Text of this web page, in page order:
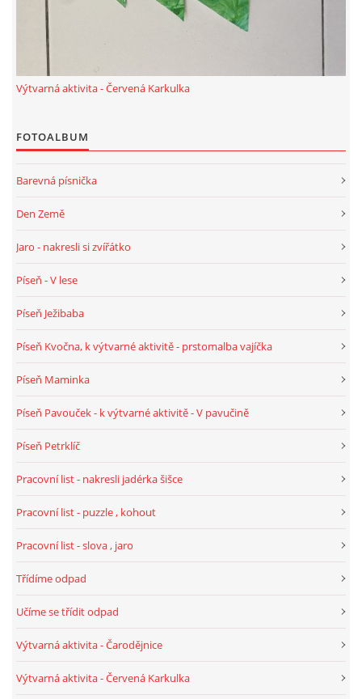
HALLOWEEN
DUŠIČKY
SVATÝ MARTIN
SVATÁ BARBORA 4.12.
MASOPUST
SVĚTOVÝ DEN VODY 22. BŘEZEN
KREATIVNÍ OVOCNÉ A ZELENINOVÉ MLSÁNÍ
RECENZE NA KNIHY
RECENZE NA HRAČKY
MIKULÁŠSKÁ NADÍLKA
VÁNOČNÍ TVOŘENÍ
Výtvarná aktivita - Červená Karkulka
FOTOALBUM
Barevná písnička
Den Země
Jaro - nakresli si zvířátko
Píseň - V lese
Píseň Ježibaba
Píseň Kvočna, k výtvarné aktivitě - prstomalba vajíčka
Píseň Maminka
Píseň Pavouček - k výtvarné aktivitě - V pavučině
Píseň Petrklíč
Pracovní list - nakresli jadérka šišce
Pracovní list - puzzle , kohout
Pracovní list - slova , jaro
Třídíme odpad
Učíme se třídit odpad
Výtvarná aktivita - Čarodějnice
Výtvarná aktivita - Červená Karkulka